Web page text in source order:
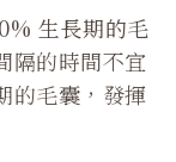
生長期的毛
隔的時間不宜
的毛囊，發揮